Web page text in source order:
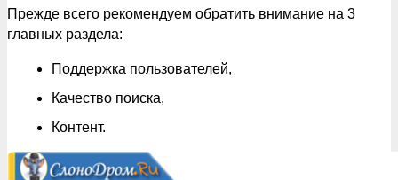
Прежде всего рекомендуем обратить внимание на 3
главных раздела:
Поддержка пользователей,
Качество поиска,
Контент.